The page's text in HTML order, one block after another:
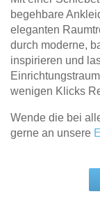
begehbare
eleganten
durch moderne,
inspirieren und
wenigen Klicks
Wende die bei
gerne an unsere